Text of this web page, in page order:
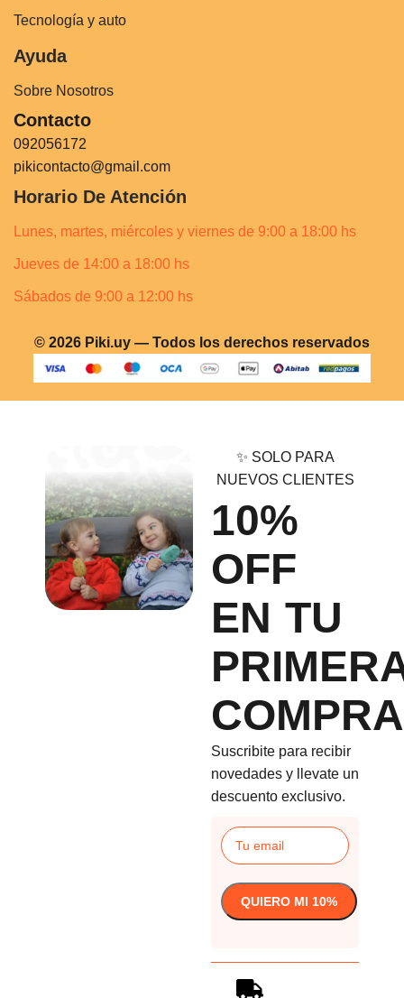
Tecnología y auto
Ayuda
Sobre Nosotros
Contacto
092056172
pikicontacto@gmail.com
Horario De Atención
Lunes, martes, miércoles y viernes de 9:00 a 18:00 hs
Jueves de 14:00 a 18:00 hs
Sábados de 9:00 a 12:00 hs
© 2026 Piki.uy — Todos los derechos reservados
✨ SOLO PARA
NUEVOS CLIENTES
10%
OFF
EN TU
COMPRA
Suscribite para recibir
novedades y llevate un
descuento exclusivo.